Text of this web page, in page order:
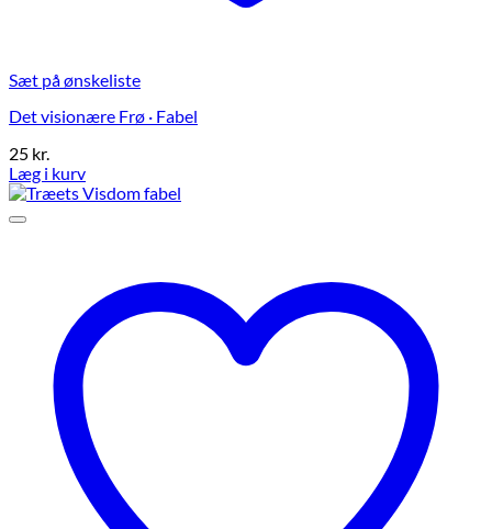
Sæt på ønskeliste
Det visionære Frø · Fabel
25 kr.
Læg i kurv